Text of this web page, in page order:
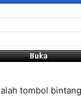
tombol